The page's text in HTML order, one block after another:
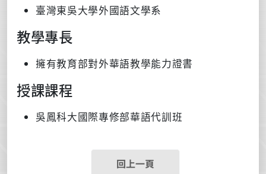
臺灣東吳大學外國語文學系
教學專長
擁有教育部對外華語教學能力證書
授課課程
吳鳳科大國際專修部華語代訓班
回上一頁